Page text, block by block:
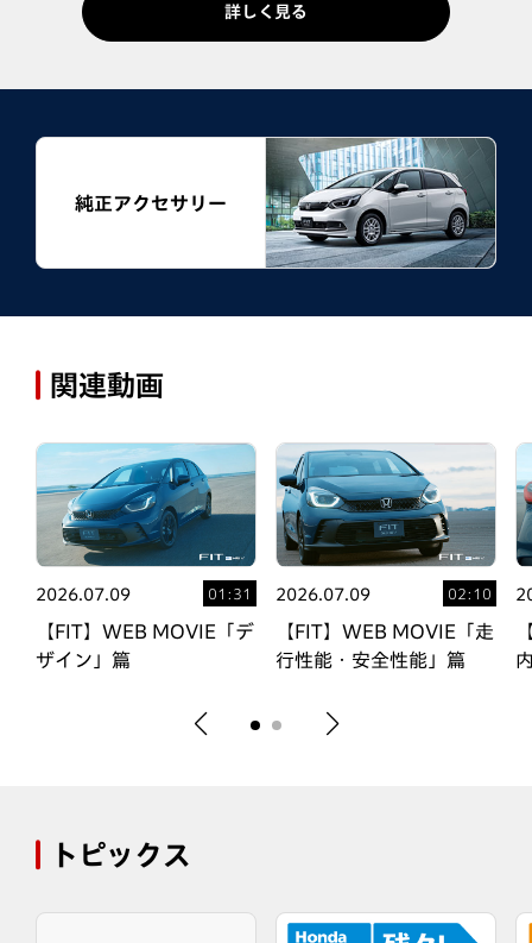
詳しく見る
純正アクセサリー
関連動画
2026.07.09 01:31
【FIT】WEB MOVIE「デ
ザイン」篇
2026.07.09 02:10
【FIT】WEB MOVIE「走
行性能・安全性能」篇
トピックス